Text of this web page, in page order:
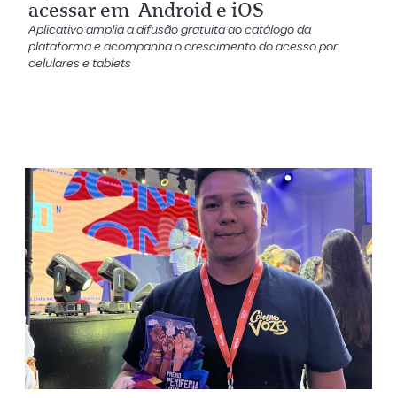
acessar em Android e iOS
Aplicativo amplia a difusão gratuita ao catálogo da
plataforma e acompanha o crescimento do acesso por
celulares e tablets